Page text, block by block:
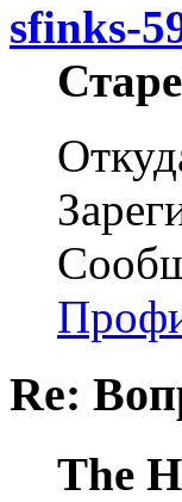
sfinks-
Re:
The